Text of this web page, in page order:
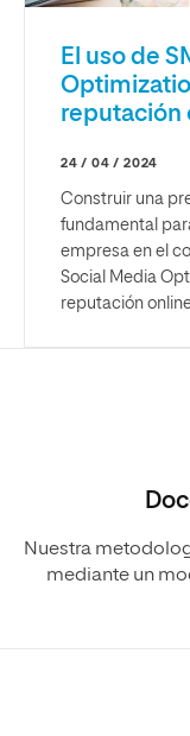
El uso de
reputación
24 / 04 / 2024
Construir una
fundamental
empresa en el
Social Media
reputación
Nuestra
mediante un